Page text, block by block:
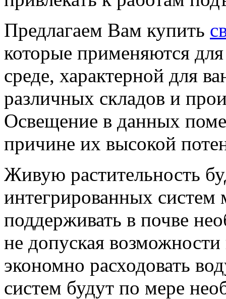
Предлагаем Вам купить
которые применяются
среде, характерной для
различных складов и
Освещение в данных
причине их высокой
Живую растительность
интегрированных систем
поддерживать в почве
не допуская
экономно расходовать
систем будут по мере